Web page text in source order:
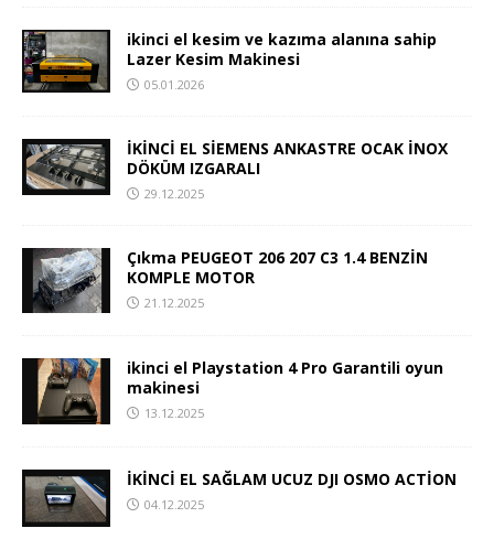
ikinci el kesim ve kazıma alanına sahip
Lazer Kesim Makinesi
05.01.2026
İKİNCİ EL SİEMENS ANKASTRE OCAK İNOX
DÖKÜM IZGARALI
29.12.2025
Çıkma PEUGEOT 206 207 C3 1.4 BENZİN
KOMPLE MOTOR
21.12.2025
ikinci el Playstation 4 Pro Garantili oyun
makinesi
13.12.2025
İKİNCİ EL SAĞLAM UCUZ DJI OSMO ACTİON
04.12.2025